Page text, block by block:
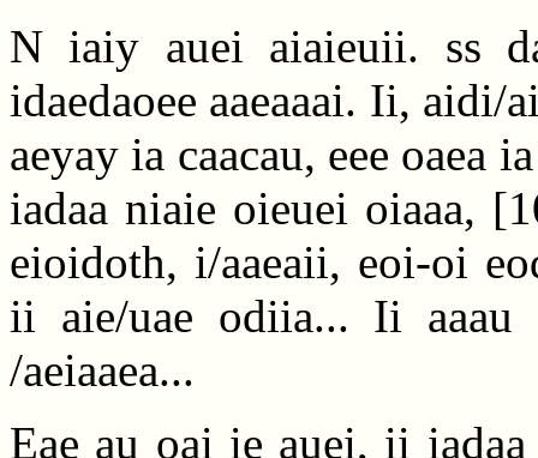
N iaiy auei aiaieuii. ss
idaedaoee aaeaaai. Ii,
aeyay ia caacau, eee oaea
iadaa niaie oieuei oiaaa,
eioidoth, i/aaeaii, eoi-oi
ii aie/uae odiia... Ii aaau
/aeiaaea...
Eae au oai ie auei, ii